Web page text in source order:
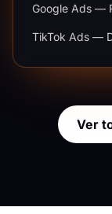
Google Ads —
TikTok Ads —
Ver